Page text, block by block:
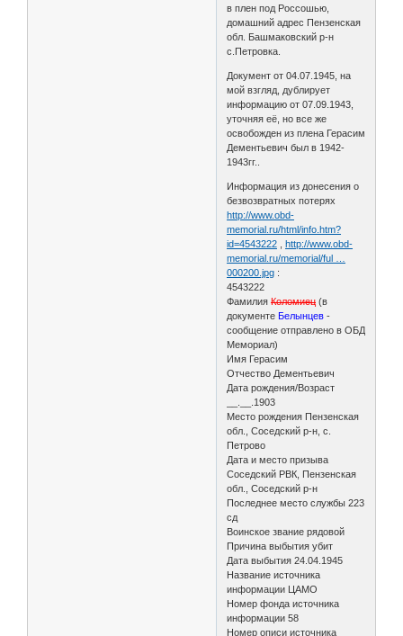
в плен под Россошью,
домашний адрес Пензенская
обл. Башмаковский р-н
с.Петровка.
Документ от 04.07.1945, на
мой взгляд, дублирует
информацию от 07.09.1943,
уточняя её, но все же
освобожден из плена Герасим
Дементьевич был в 1942-
1943гг..
Информация из донесения о
безвозвратных потерях
http://www.obd-
memorial.ru/html/info.htm?
id=4543222 ,http://www.obd-
memorial.ru/memorial/ful …
000200.jpg :
4543222
ФамилияКоломиец (в
документе Белынцев -
сообщение отправлено в ОБД
Мемориал)
Имя Герасим
Отчество Дементьевич
Дата рождения/Возраст
__.__.1903
Место рождения Пензенская
обл., Соседский р-н, с.
Петрово
Дата и место призыва
Соседский РВК, Пензенская
обл., Соседский р-н
Последнее место службы 223
сд
Воинское звание рядовой
Причина выбытия убит
Дата выбытия 24.04.1945
Название источника
информации ЦАМО
Номер фонда источника
информации 58
Номер описи источника